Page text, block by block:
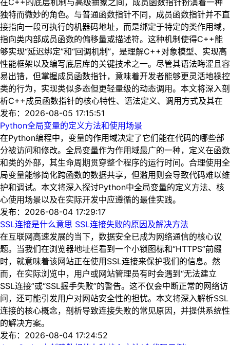
在C++的底层机制与高级抽象之间，成员函数指针扮演着一种
独特而微妙的角色。与普通函数指针不同，成员函数指针并不直
接指向一段可执行的机器码地址，而是绑定于特定的类作用域，
指向类内部成员函数的偏移量或描述符。这种机制使得C++能
够实现“延迟绑定”和“回调机制”，是理解C++对象模型、实现高
性能框架以及编写底层库的关键技术之一。尽管其语法晦涩且容
易出错，但掌握成员函数指针，意味着开发者能够更灵活地操控
类的行为，实现类似多态但更轻量级的动态调用。本文将深入剖
析C++成员函数指针的核心特性、语法定义、调用方式及其在
发布：2026-08-05 17:15:51
Python全局变量的定义方法和使用场景
在Python编程中，变量的作用域决定了它们能在代码的哪些部
分被访问和修改。全局变量作为作用域最广的一种，定义在函数
和类的外部，其生命周期贯穿整个程序的运行时间。合理使用全
局变量能够简化跨函数的数据共享，但滥用则会导致代码难以维
护和调试。本文将深入探讨Python中全局变量的定义方法、核
心使用场景以及在实际开发中应遵循的最佳实践。
发布：2026-08-04 17:29:17
SSL连接是什么意思 SSL连接失败的原因及解决方法
在互联网高速发展的当下，数据安全已成为网络通信的核心议
题。当我们在浏览器地址栏看到一个小锁图标和“HTTPS”前缀
时，就意味着该网站正在使用SSL连接来保护我们的信息。然
而，在实际浏览中，用户或网站管理员有时会遇到“无法建立
SSL连接”或“SSL握手失败”的警告。这不仅会中断正常的网络访
问，还可能引发用户对网站安全性的担忧。本文将深入解析SSL
连接的核心概念，剖析导致连接失败的常见原因，并提供系统性
的解决方案。
发布：2026-08-04 17:24:52